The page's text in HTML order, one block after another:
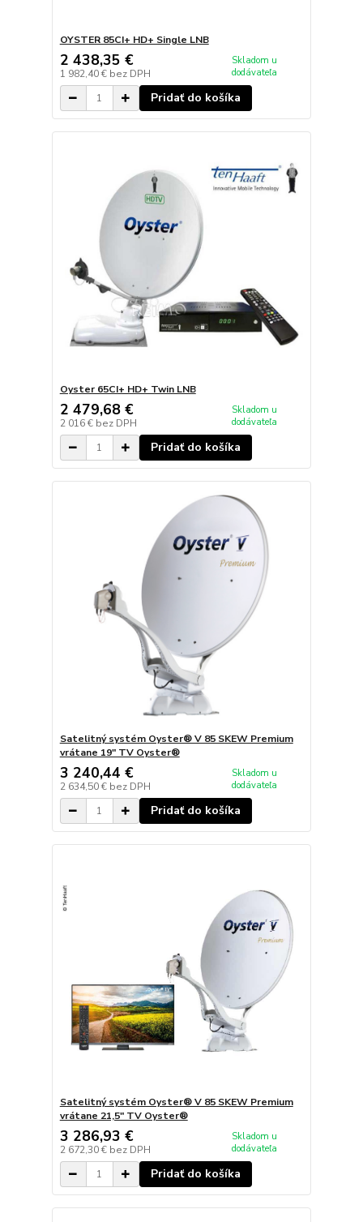
OYSTER 85CI+ HD+ Single LNB
2 438,35 €
1 982,40 € bez DPH
Skladom u
dodávateľa
Pridať do košíka
Oyster 65CI+ HD+ Twin LNB
2 479,68 €
2 016 € bez DPH
Skladom u
dodávateľa
Pridať do košíka
Satelitný systém Oyster® V 85 SKEW Premium
vrátane 19" TV Oyster®
3 240,44 €
2 634,50 € bez DPH
Skladom u
dodávateľa
Pridať do košíka
Satelitný systém Oyster® V 85 SKEW Premium
vrátane 21,5" TV Oyster®
3 286,93 €
2 672,30 € bez DPH
Skladom u
dodávateľa
Pridať do košíka